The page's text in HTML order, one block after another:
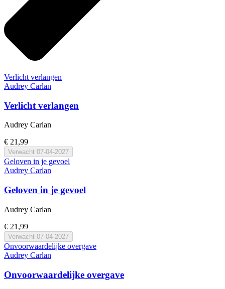
Verlicht verlangen
Audrey Carlan
Verlicht verlangen
Audrey Carlan
€ 21,99
Verwacht 07-04-2027
Geloven in je gevoel
Audrey Carlan
Geloven in je gevoel
Audrey Carlan
€ 21,99
Verwacht 07-04-2027
Onvoorwaardelijke overgave
Audrey Carlan
Onvoorwaardelijke overgave